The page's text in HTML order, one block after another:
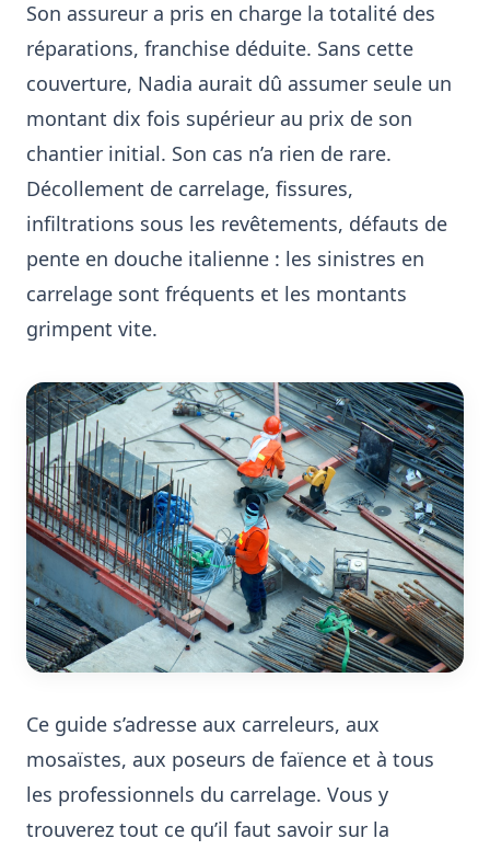
Son assureur a pris en charge la totalité des
réparations, franchise déduite. Sans cette
couverture, Nadia aurait dû assumer seule un
montant dix fois supérieur au prix de son
chantier initial. Son cas n’a rien de rare.
Décollement de carrelage, fissures,
infiltrations sous les revêtements, défauts de
pente en douche italienne : les sinistres en
carrelage sont fréquents et les montants
grimpent vite.
Ce guide s’adresse aux carreleurs, aux
mosaïstes, aux poseurs de faïence et à tous
les professionnels du carrelage. Vous y
trouverez tout ce qu’il faut savoir sur la